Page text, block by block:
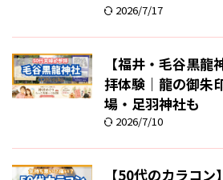
2026/7/17
【福井・毛谷黒
拝体験｜龍の御朱
場・足羽神社も
2026/7/10
【50代のカラコ